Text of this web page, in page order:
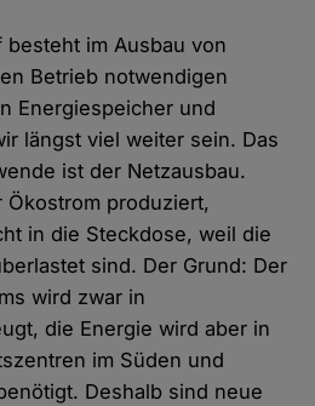
besteht im Ausbau von
Betrieb notwendigen
Energiespeicher und
längst viel weiter sein. Das
ist der Netzausbau.
Ökostrom produziert,
in die Steckdose, weil die
sind. Der Grund: Der
wird zwar in
die Energie wird aber in
im Süden und
Deshalb sind neue